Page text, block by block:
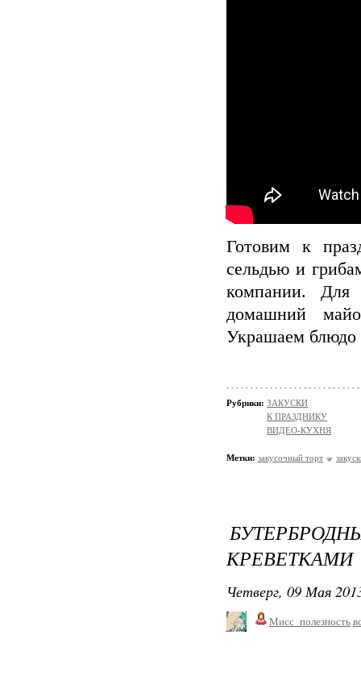
Готовим к
сельдью и
компании. Для
домашний
Украшаем блюдо
Рубрики: ЗАКУСКИ
К ПРАЗДНИКУ
ВИДЕО-КУХНЯ
Метки: закусочный торт
КРЕВЕТКАМИ
Четверг, 09 Мая
Мисс_полезность